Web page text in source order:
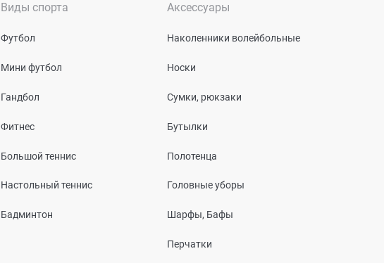
Виды спорта
Футбол
Мини футбол
Гандбол
Фитнес
Большой теннис
Настольный теннис
Бадминтон
Аксессуары
Наколенники волейбольные
Носки
Сумки, рюкзаки
Бутылки
Полотенца
Головные уборы
Шарфы, Бафы
Перчатки